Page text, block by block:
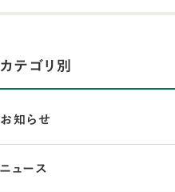
カテゴリ別
お知らせ
ニュース